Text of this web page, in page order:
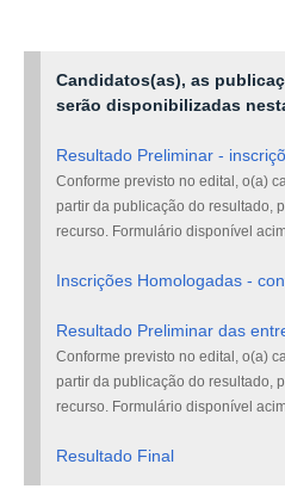
Candidatos(as), as
serão disponibilizadas
Resultado Preliminar -
Conforme previsto no edital, o(a)
partir dapublicação do resultado,
recurso
. Formulário disponível
Inscrições Homologadas -
Resultado Preliminar das
Conforme previsto no edital, o(a)
partir dapublicação do resultado,
recurso
. Formulário disponível
Resultado Final